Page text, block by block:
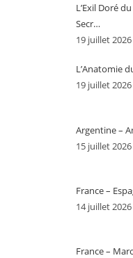
L’Exil Doré
Secr…
19 juillet 2026
L’Anatomie
19 juillet 2026
Argentine –
15 juillet 2026
France –
14 juillet 2026
France –